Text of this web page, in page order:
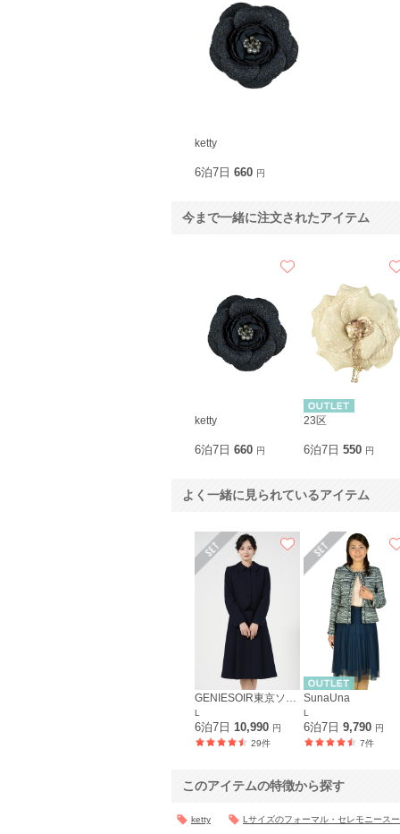
ketty
6泊7日 660 円
今まで一緒に注文されたアイテム
ketty
6泊7日 660 円
23区
6泊7日550 円
よく一緒に見られているアイテム
GENIESOIR東京ソワール
L
6泊7日 10,990 円
29件
SunaUna
L
6泊7日9,790 円
7件
このアイテムの特徴から探す
ketty Lサイズのフォーマル・セレモニース